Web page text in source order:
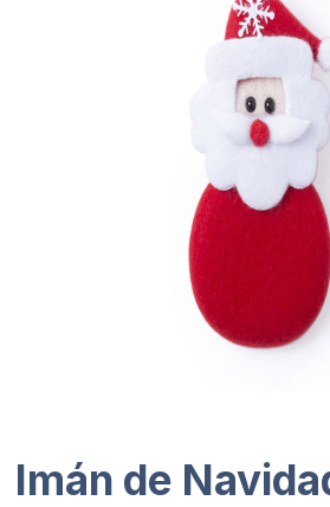
Imán de